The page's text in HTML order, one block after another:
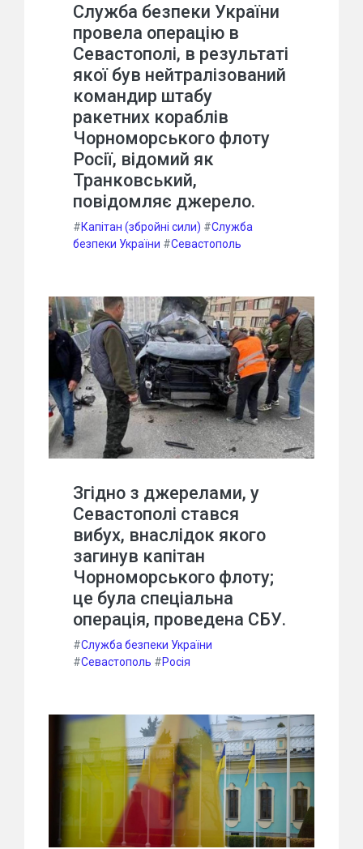
Служба безпеки України
провела операцію в
Севастополі, в результаті
якої був нейтралізований
командир штабу
ракетних кораблів
Чорноморського флоту
Росії, відомий як
Транковський,
повідомляє джерело.
#Капітан (збройні сили) #Служба
безпеки України #Севастополь
Згідно з джерелами, у
Севастополі стався
вибух, внаслідок якого
загинув капітан
Чорноморського флоту;
це була спеціальна
операція, проведена СБУ.
#Служба безпеки України
#Севастополь #Росія